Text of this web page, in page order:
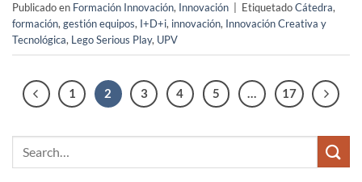
Publicado en Formación Innovación, Innovación EtiquetadoCátedra,
formación,gestión equipos, I+D+i, innovación, Innovación Creativa y
Tecnológica, Lego Serious Play, UPV
1 2 3 4 5 … 17